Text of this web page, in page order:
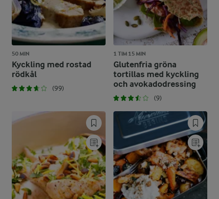
50 MIN
Kyckling med rostad
rödkål
(99)
1 TIM 15 MIN
Glutenfria gröna
tortillas med kyckling
och avokadodressing
(9)